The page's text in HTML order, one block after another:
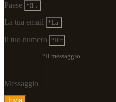
Paese
La tua email
Il tuo numero
Messaggio
Invia